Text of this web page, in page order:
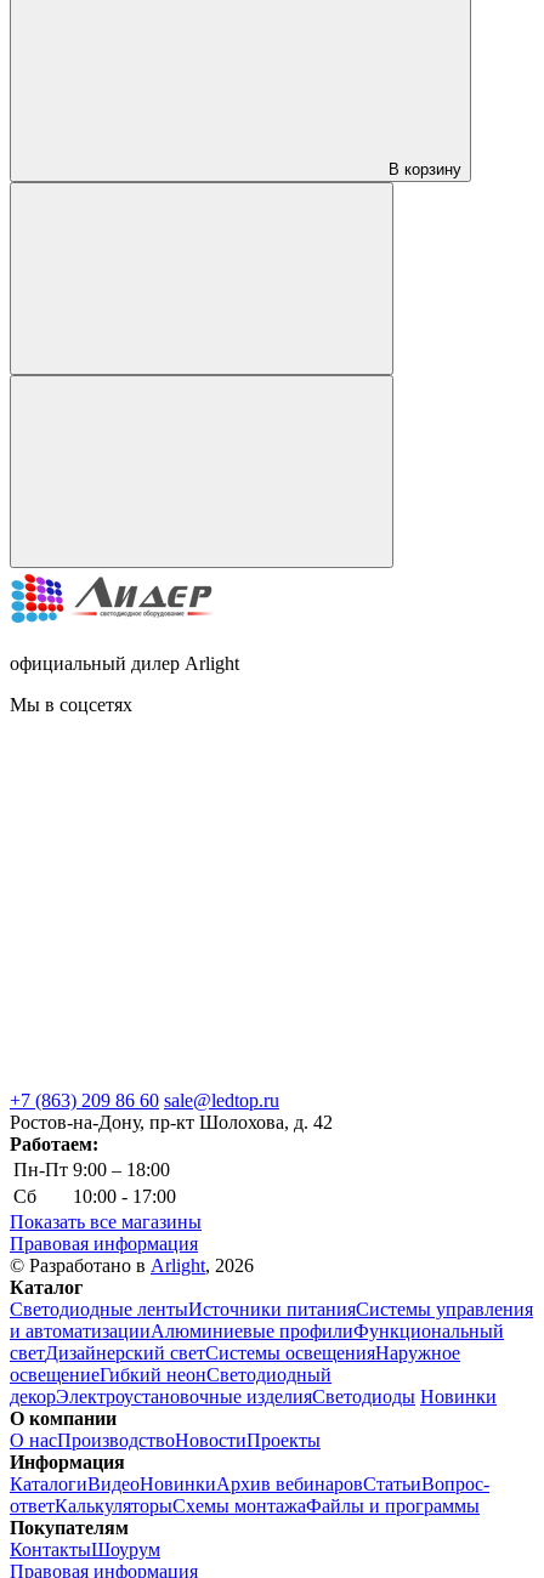
В корзину
официальный дилер Arlight
Мы в соцсетях
+7 (863) 209 86 60 sale@ledtop.ru
Ростов-на-Дону, пр-кт Шолохова, д. 42
Работаем:
Пн-Пт 9:00 – 18:00
Сб
10:00 - 17:00
Показать все магазины
Правовая информация
© Разработано в Arlight, 2026
Каталог
Светодиодные лентыИсточники питанияСистемы управления
и автоматизацииАлюминиевые профилиФункциональный
светДизайнерский светСистемы освещенияНаружное
освещениеГибкий неонСветодиодный
декорЭлектроустановочные изделияСветодиоды Новинки
О компании
О насПроизводствоНовостиПроекты
Информация
КаталогиВидеоНовинкиАрхив вебинаровСтатьиВопрос-
ответКалькуляторыСхемы монтажаФайлы и программы
Покупателям
КонтактыШоурум
Правовая информация